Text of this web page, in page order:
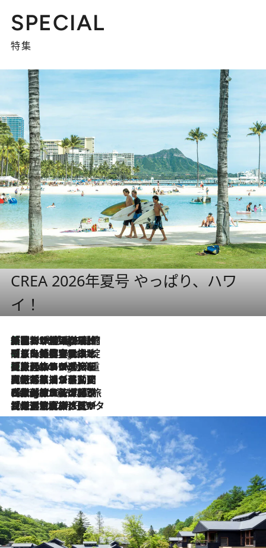
SPECIAL
特集
CREA 2026年夏号 やっぱり、ハワ
イ！
9 Hours Ago
「荷物が増えるほど旅ストレスは増す」美容ジャーナリストがたどり着いた最終結論。“化粧品を劇的に減らす”感動の凝縮美容とは
9 Hours Ago
「旅先には金髪ウィッグを持参」日本と同じメイクでは損してる!? 美容ジャーナリストが提案する“掟破りの旅美容”とは
9 Hours Ago
【厳選旅コスメ】「身軽さ＆UV対策重視！」ヘアアーティストshucoが選んだ夏旅ベストコスメを発表【Mサイズジップ】
2026.8.5
【厳選旅コスメ】国内をあちこち移動する河井菜摘が選んだ夏旅ベストコスメ発表！「リラックスアイテムはマスト」【Mサイズジップ】
2026.8.4
【厳選旅コスメ】「紫外線＆乾燥対策しながらメイク感も！」ヘア＆メイクGeorgeが選んだ夏旅ベストコスメを発表！【Mサイズジップ】
2026.8.3
【厳選旅コスメ】「保湿もタイパ重視！」“サウナ好き”タレント清水みさとが愛用する夏旅ベストコスメを発表！【Mサイズジップ】